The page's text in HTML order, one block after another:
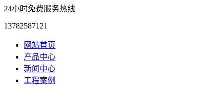
24小时免费服务热线
13782587121
网站首页
产品中心
新闻中心
工程案例